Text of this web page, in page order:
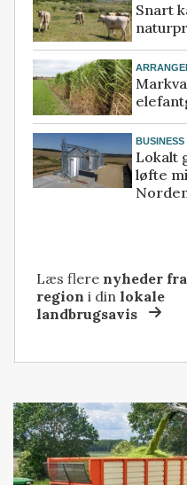
Snart
BUSINESS
Lokalt
løfte
Læs flere nyheder
region i dinlokale
landbrugsavis